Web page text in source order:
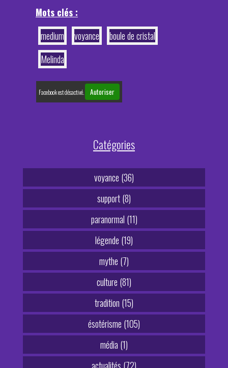
Mots clés :
medium
voyance
boule de cristal
Melinda
Facebook est désactivé. Autoriser
Catégories
voyance (36)
support (8)
paranormal (11)
légende (19)
mythe (7)
culture (81)
tradition (15)
ésotérisme (105)
média (1)